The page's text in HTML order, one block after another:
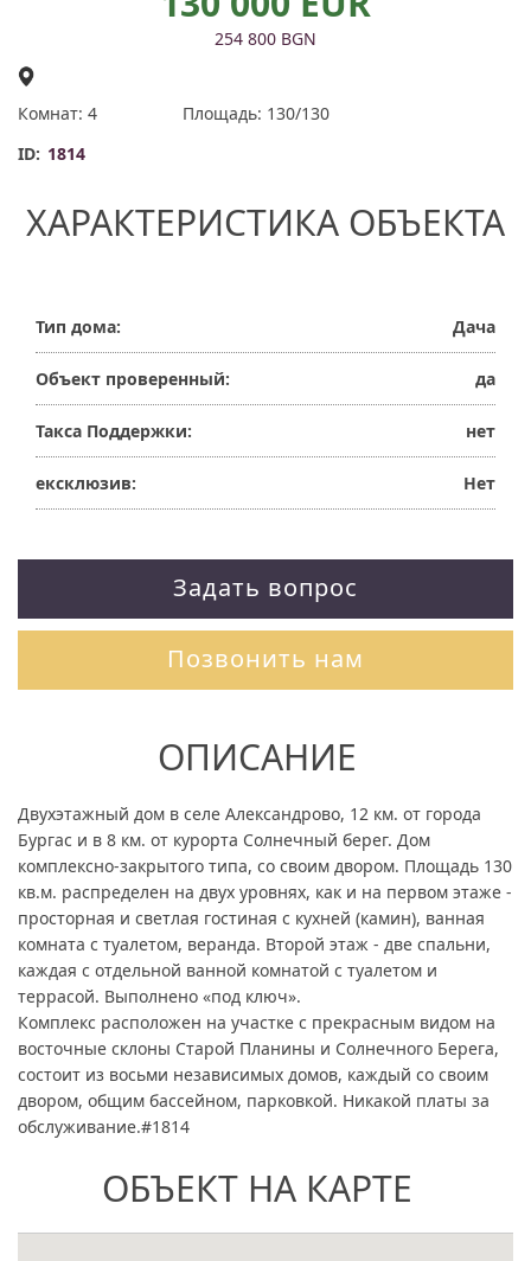
254 800 BGN
Комнат: 4
Площадь: 130/130
ID: 1814
ХАРАКТЕРИСТИКА ОБЪЕКТА
Тип дома: Дача
Объект проверенный: да
Такса Поддержки: нет
ексклюзив: Нет
Задать вопрос
Позвонить нам
ОПИСАНИЕ
Двухэтажный дом в селе Александрово, 12 км. от города
Бургас и в 8 км. от курорта Солнечный берег. Дом
комплексно-закрытого типа, со своим двором. Площадь 130
кв.м. распределен на двух уровнях, как и на первом этаже -
просторная и светлая гостиная с кухней (камин), ванная
комната с туалетом, веранда. Второй этаж - две спальни,
каждая с отдельной ванной комнатой с туалетом и
террасой. Выполнено «под ключ».
Комплекс расположен на участке с прекрасным видом на
восточные склоны Старой Планины и Солнечного Берега,
состоит из восьми независимых домов, каждый со своим
двором, общим бассейном, парковкой. Никакой платы за
обслуживание.#1814
ОБЪЕКТ НА КАРТЕ